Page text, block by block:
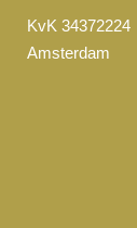
KvK 34372224
Amsterdam